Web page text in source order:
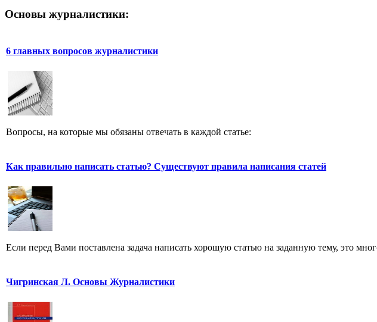
Основы журналистики:
6 главных вопросов журналистики
Вопросы, на которые мы обязаны отвечать в каждой статье:
Как правильно написать статью? Существуют правила написания статей
Если перед Вами поставлена задача написать хорошую статью на заданную тему, это
Чигринская Л. Основы Журналистики